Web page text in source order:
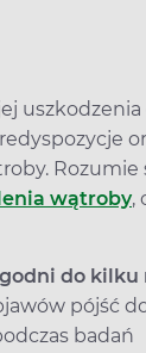
uszkodzenia
Rozumie
wątroby,
do kilku
pójść
badań